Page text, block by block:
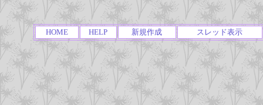
HOME HELP 新規作成 スレッド表示